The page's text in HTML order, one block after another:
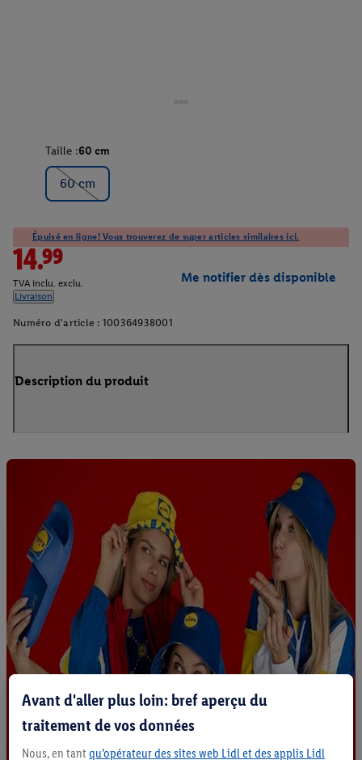
Taille :60 cm
60 cm
Épuisé en ligne! Vous trouverez de super articles similaires ici.
14.99
TVA inclu. exclu.
Livraison
Me notifier dès disponible
Numéro d'article : 100364938001
Description du produit
Avant d'aller plus loin: bref aperçu du
traitement de vos données
Nous, en tant qu’opérateur des sites web Lidl et des applis Lidl